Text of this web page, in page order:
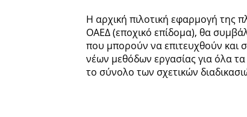
Η αρχική πιλοτική εφαρμογή της
ΟΑΕΔ (εποχικό επίδομα), θα
που μπορούν να επιτευχθούν και
νέων μεθόδων εργασίας για όλα
το σύνολο των σχετικών